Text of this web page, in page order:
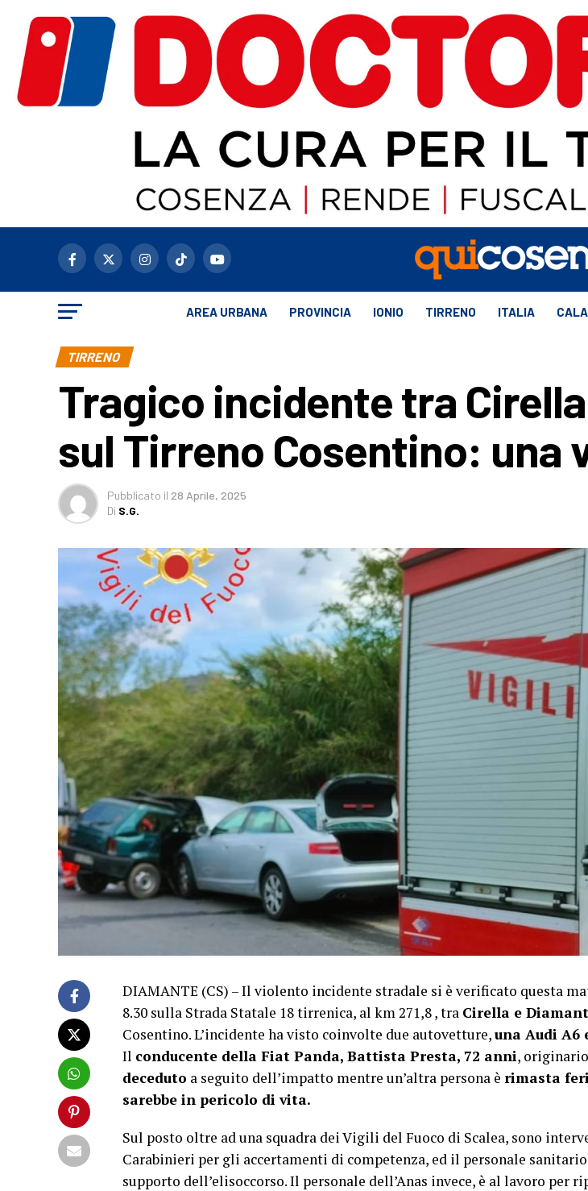
AREA URBANA PROVINCIA IONIO TIRRENO ITALIA
TIRRENO
Tragico incidente tra
sul Tirreno Cosentino: una
Pubblicato il 28 Aprile, 2025
Di S.G.
DIAMANTE (CS) – Il violento incidente stradale si è verificato questa
8.30 sulla Strada Statale 18 tirrenica, al km 271,8 , tra Cirella e
Cosentino. L’incidente ha visto coinvolte due autovetture,una Audi A6
Il conducente della Fiat Panda, Battista Presta, 72 anni,
deceduto a seguito dell’impatto mentre un’altra persona è rimasta
sarebbe in pericolo di vita.
Sul posto oltre ad una squadra dei Vigili del Fuoco di Scalea, sono
Carabinieri per gli accertamenti di competenza, ed il personale
supporto dell’elisoccorso. Il personale dell’Anas invece, è al lavoro per